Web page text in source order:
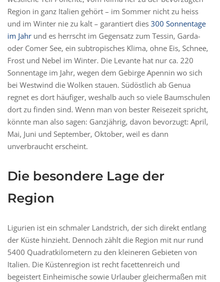
Region in ganz Italien gehört – im Sommer nicht zu heiss
und im Winter nie zu kalt – garantiert dies 300 Sonnentage
im Jahr und es herrscht im Gegensatz zum Tessin, Garda-
oder Comer See, ein subtropisches Klima, ohne Eis, Schnee,
Frost und Nebel im Winter. Die Levante hat nur ca. 220
Sonnentage im Jahr, wegen dem Gebirge Apennin wo sich
bei Westwind die Wolken stauen. Südöstlich ab Genua
regnet es dort häufiger, weshalb auch so viele Baumschulen
dort zu finden sind. Wenn man von bester Reisezeit spricht,
könnte man also sagen: Ganzjährig, davon bevorzugt: April,
Mai, Juni und September, Oktober, weil es dann
unverbraucht erscheint.
Die besondere Lage der
Region
Ligurien ist ein schmaler Landstrich, der sich direkt entlang
der Küste hinzieht. Dennoch zählt die Region mit nur rund
5400 Quadratkilometern zu den kleineren Gebieten von
Italien. Die Küstenregion ist recht facettenreich und
begeistert Einheimische sowie Urlauber gleichermaßen mit